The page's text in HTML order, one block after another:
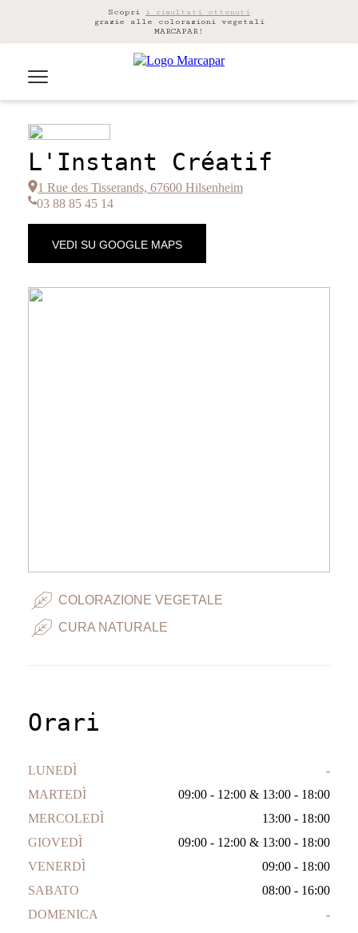
Scopri i risultati ottenuti
grazie alle colorazioni vegetali
MARCAPAR!
L'Instant Créatif
1 Rue des Tisserands, 67600 Hilsenheim
03 88 85 45 14
VEDI SU GOOGLE MAPS
COLORAZIONE VEGETALE
CURA NATURALE
Orari
LUNEDÌ
-
MARTEDÌ
09:00 - 12:00 & 13:00 - 18:00
MERCOLEDÌ
13:00 - 18:00
GIOVEDÌ
09:00 - 12:00 & 13:00 - 18:00
VENERDÌ
09:00 - 18:00
SABATO
08:00 - 16:00
DOMENICA
-